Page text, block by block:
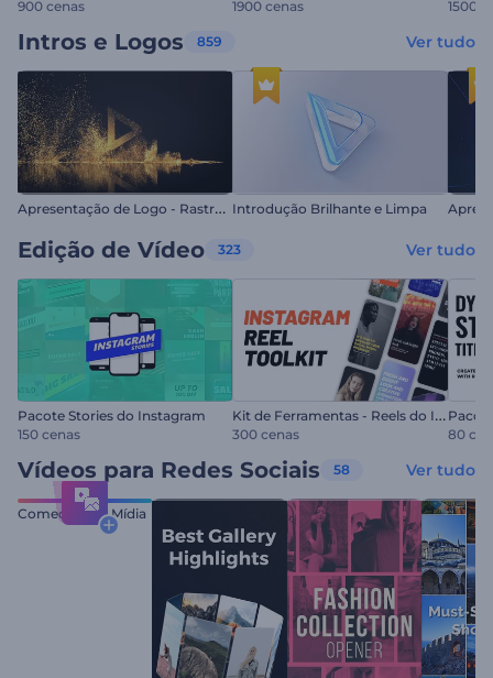
900 cenas
1900 cenas 1500
Intros e Logos 859 Ver tudo
A
presentação de Logo - Rastros de Glitter Introdução Brilhante e Limpa
Edição de Vídeo 323 Ver tudo
Pacote Stories do Instagram
150 cenas
K
it de Ferramentas - Reels do Instagram
300 cenas 80
Vídeos para Redes Sociais 58 Ver tudo
Comece com Mídia